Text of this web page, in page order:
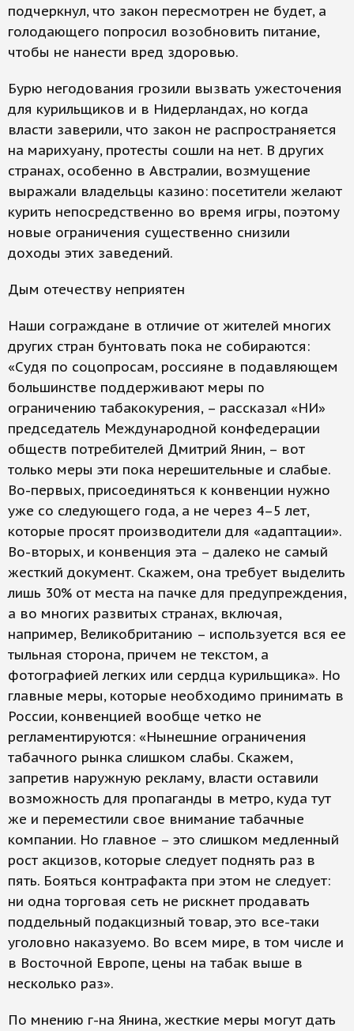
подчеркнул, что закон пересмотрен не будет, а
голодающего попросил возобновить питание,
чтобы не нанести вред здоровью.
Бурю негодования грозили вызвать ужесточения
для курильщиков и в Нидерландах, но когда
власти заверили, что закон не распространяется
на марихуану, протесты сошли на нет. В других
странах, особенно в Австралии, возмущение
выражали владельцы казино: посетители желают
курить непосредственно во время игры, поэтому
новые ограничения существенно снизили
доходы этих заведений.
Дым отечеству неприятен
Наши сограждане в отличие от жителей многих
других стран бунтовать пока не собираются:
«Судя по соцопросам, россияне в подавляющем
большинстве поддерживают меры по
ограничению табакокурения, – рассказал «НИ»
председатель Международной конфедерации
обществ потребителей Дмитрий Янин, – вот
только меры эти пока нерешительные и слабые.
Во-первых, присоединяться к конвенции нужно
уже со следующего года, а не через 4–5 лет,
которые просят производители для «адаптации».
Во-вторых, и конвенция эта – далеко не самый
жесткий документ. Скажем, она требует выделить
лишь 30% от места на пачке для предупреждения,
а во многих развитых странах, включая,
например, Великобританию – используется вся ее
тыльная сторона, причем не текстом, а
фотографией легких или сердца курильщика». Но
главные меры, которые необходимо принимать в
России, конвенцией вообще четко не
регламентируются: «Нынешние ограничения
табачного рынка слишком слабы. Скажем,
запретив наружную рекламу, власти оставили
возможность для пропаганды в метро, куда тут
же и переместили свое внимание табачные
компании. Но главное – это слишком медленный
рост акцизов, которые следует поднять раз в
пять. Бояться контрафакта при этом не следует:
ни одна торговая сеть не рискнет продавать
поддельный подакцизный товар, это все-таки
уголовно наказуемо. Во всем мире, в том числе и
в Восточной Европе, цены на табак выше в
несколько раз».
По мнению г-на Янина, жесткие меры могут дать